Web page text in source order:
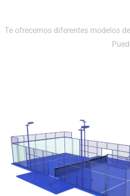
Te ofrecemos diferentes modelos